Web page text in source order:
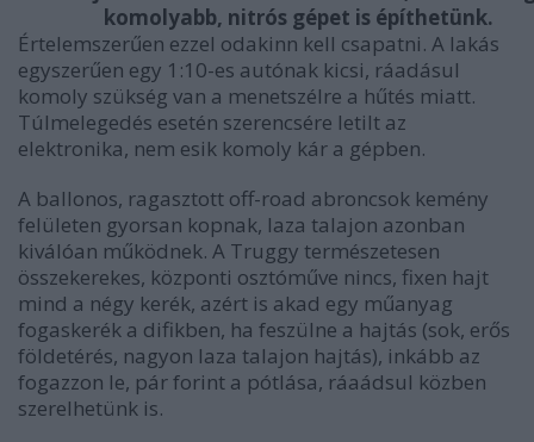
komolyabb, nitrós gépet is építhetünk.
Értelemszerűen ezzel odakinn kell csapatni. A lakás
egyszerűen egy 1:10-es autónak kicsi, ráadásul
komoly szükség van a menetszélre a hűtés miatt.
Túlmelegedés esetén szerencsére letilt az
elektronika, nem esik komoly kár a gépben.
A ballonos, ragasztott off-road abroncsok kemény
felületen gyorsan kopnak, laza talajon azonban
kiválóan működnek. A Truggy természetesen
összekerekes, központi osztóműve nincs, fixen hajt
mind a négy kerék, azért is akad egy műanyag
fogaskerék a difikben, ha feszülne a hajtás (sok, erős
földetérés, nagyon laza talajon hajtás), inkább az
fogazzon le, pár forint a pótlása, ráaádsul közben
szerelhetünk is.